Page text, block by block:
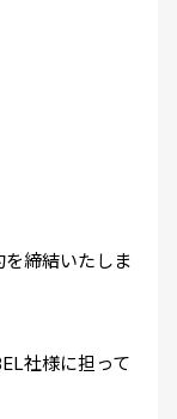
締結いたしま
社様に担って